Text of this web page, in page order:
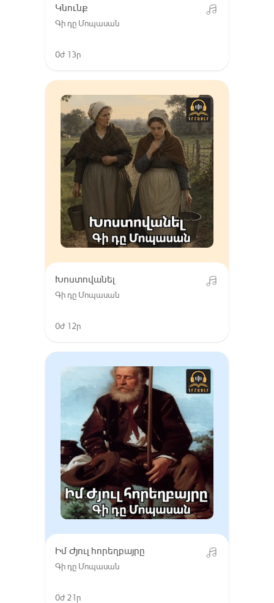
Կնունք
Գի դը Մոպասան
0ժ 13ր
Խոստովանել
Գի դը Մոպասան
0ժ 12ր
Իմ Ժյուլ հորեղբայրը
Գի դը Մոպասան
0ժ 21ր